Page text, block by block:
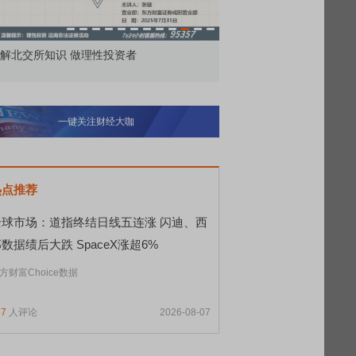
市价委托那么多种，究竟怎么用？
一键关注财经大咖
推荐
市场：道指终结日线五连涨 闪迪、西
据绩后大跌 SpaceX涨超6%
财富Choice数据
人评论 2026-08-07